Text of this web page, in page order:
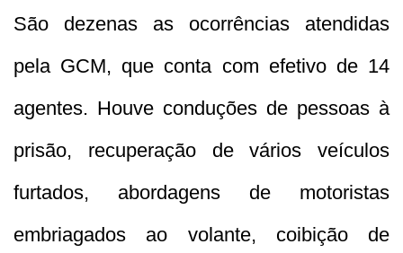
São dezenas as ocorrências atendidas
pela GCM, que conta com efetivo de 14
agentes. Houve conduções de pessoas à
prisão, recuperação de vários veículos
furtados, abordagens de motoristas
embriagados ao volante, coibição de